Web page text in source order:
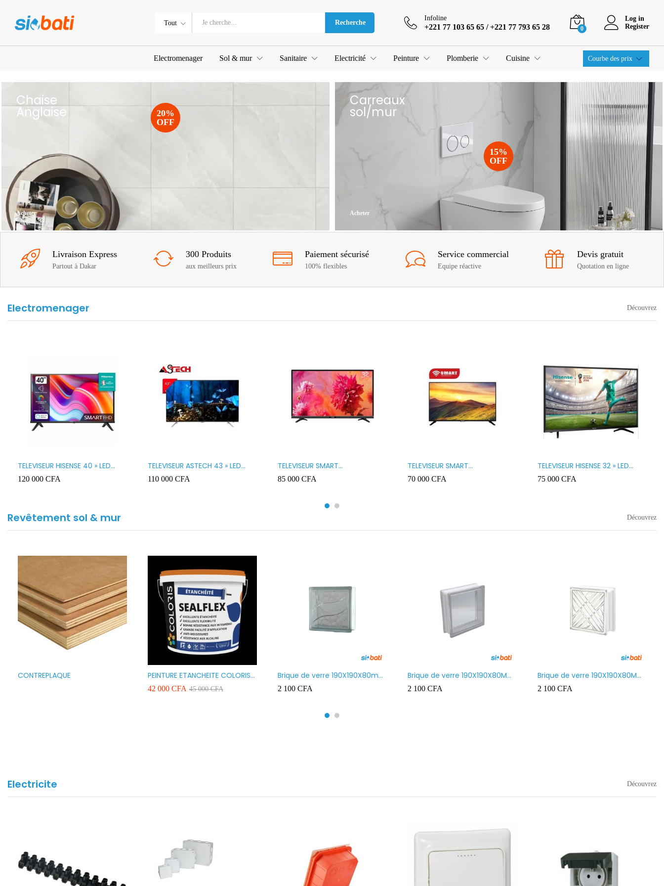
Tout Recherche
Infoline
+221 77 103 65 65 / +221 77 793 65 28 0
Log in
Register
Electromenager Sol & mur Sanitaire Electricité Peinture Plomberie Cuisine Courbe des prix
Chaise
Anglaise
Acheter
20%
OFF
Carreaux
sol/mur
Acheter
15%
OFF
Livraison Express
Partout à Dakar
300 Produits
aux meilleurs prix
Paiement sécurisé
100% flexibles
Service commercial
Equipe réactive
Devis gratuit
Quotation en ligne
Electromenager Découvrez
TELEVISEUR HISENSE 40 » LED
SMART VIDAA 40A4K
120 000 CFA
TELEVISEUR ASTECH 43 » LED
43OD15
110 000 CFA
TELEVISEUR SMART
TECHNOLOGY 32 » SMART
32STT5032SA
85 000 CFA
TELEVISEUR SMART
TECHNOLOGY 32 LED STT3200K
70 000 CFA
TELEVISEUR HISENSE 32 » LED
32A5200
75 000 CFA
Revêtement sol & mur Découvrez
CONTREPLAQUE
PEINTURE ETANCHEITE COLORIS
SEAFLEX 20KG COULEUR ROUGE
BLANC VERT ET GRIS
42 000 CFA 45 000CFA
Brique de verre 190X190X80mm
motif vague x bulles
2 100 CFA
Brique de verre 190X190X80MM
Transparent
2 100 CFA
Brique de verre 190X190X80MM
CROSS
2 100 CFA
Electricite Découvrez